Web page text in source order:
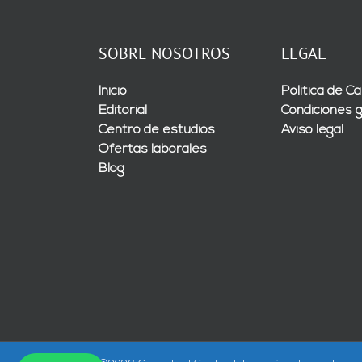
SOBRE NOSOTROS
Inicio
Editorial
Centro de estudios
Ofertas laborales
Blog
LEGAL
Política de
Condiciones
Aviso legal